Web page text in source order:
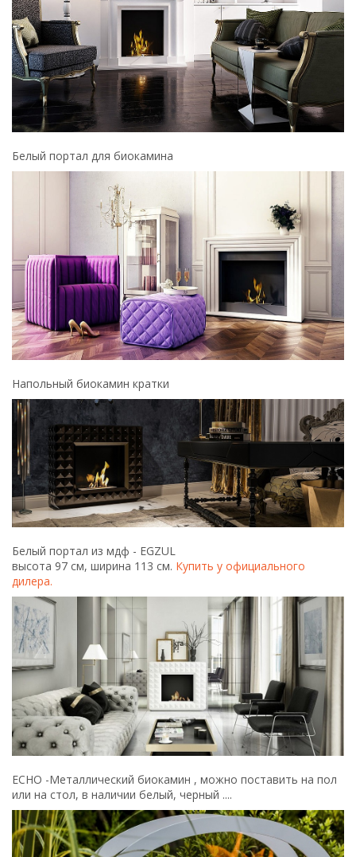
Белый портал для биокамина
Напольный биокамин кратки
Белый портал из мдф - EGZUL
высота 97 см, ширина 113 см. Купить у официального
дилера.
ECHO -Металлический биокамин , можно поставить на пол
или на стол, в наличии белый, черный ....